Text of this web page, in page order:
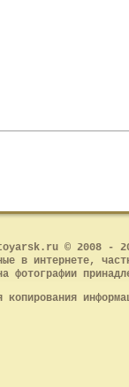
© 2008 -
в интернете,
фотографии
копирования